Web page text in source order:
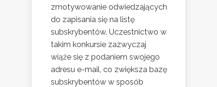
zmotywowanie odwiedzających
do zapisania się na listę
subskrybentów. Uczestnictwo w
takim konkursie zazwyczaj
wiąże się z podaniem swojego
adresu e-mail, co zwiększa bazę
subskrybentów w sposób